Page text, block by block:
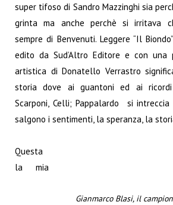
super tifoso di Sandro Mazzinghi sia
grinta ma anche perchè si irritava
sempre di Benvenuti. Leggere “Il
edito da Sud’Altro Editore e con una
artistica di Donatello Verrastro
storia dove ai guantoni ed ai
Scarponi, Celli; Pappalardo si intreccia
salgono i sentimenti, la speranza, la
Gianmarco Blasi, il
Questa
la mia